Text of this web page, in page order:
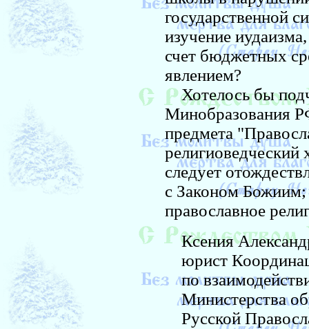
государственной
изучение
счет бюджетных
явлением?
Хотелось бы
Минобразования
предмета
религиоведческий
следует
с Законом Божиим;
православное
Ксения
юрист
по
Министерства
Русской